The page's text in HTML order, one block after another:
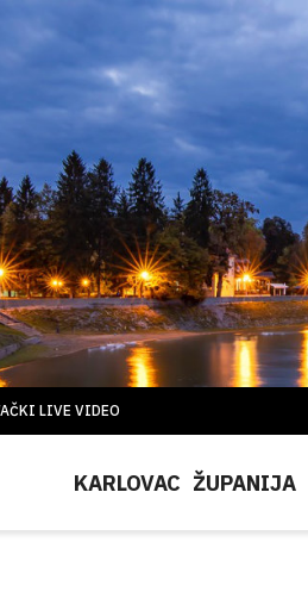
LIVE VIDEO
KARLOVAC ŽUPANIJA